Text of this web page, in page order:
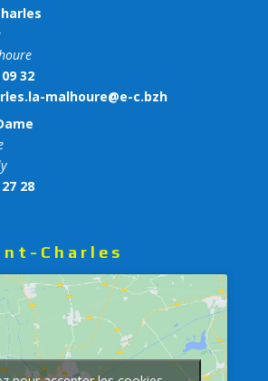
32
malhoure@e-c.bzh
28
Charles